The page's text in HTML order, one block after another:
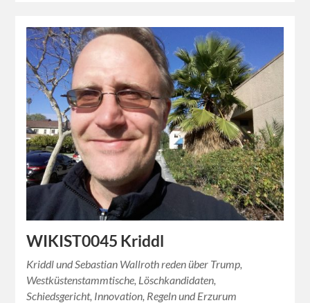
WIKIST0045 Kriddl
Kriddl und Sebastian Wallroth reden über Trump,
Westküstenstammtische, Löschkandidaten,
Schiedsgericht, Innovation, Regeln und Erzurum